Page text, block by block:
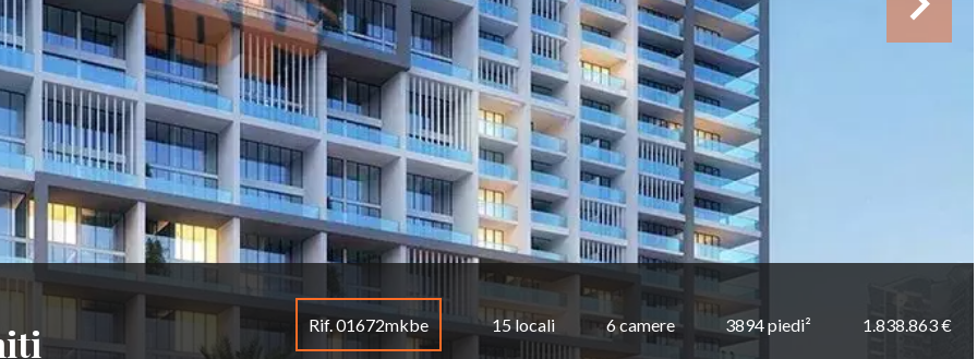
Rif. 01672mkbe 15 locali 6 camere 3894 piedi² 1.838.863 €